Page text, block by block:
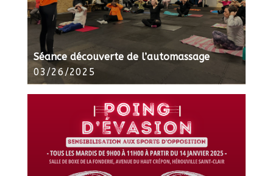
Séance découverte de l’automassage
03/26/2025